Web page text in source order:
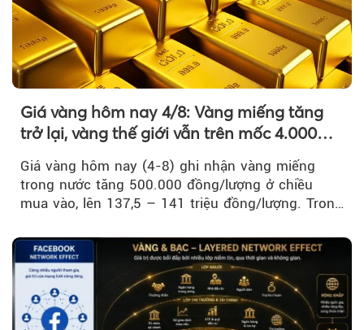
Giá vàng hôm nay 4/8: Vàng miếng tăng
trở lại, vàng thế giới vẫn trên mốc 4.000
Giá vàng hôm nay (4-8) ghi nhận vàng miếng
trong nước tăng 500.000 đồng/lượng ở chiều
mua vào, lên 137,5 – 141 triệu đồng/lượng. Trong
trì trên ngưỡng 4.000 USD/ounce.